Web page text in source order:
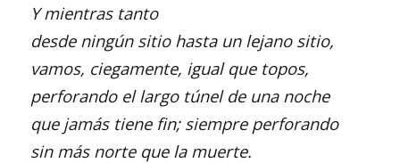
Y mientras tanto
desde ningún sitio hasta un lejano sitio,
vamos, ciegamente, igual que topos,
perforando el largo túnel de una noche
que jamás tiene fin; siempre perforando
sin más norte que la muerte.